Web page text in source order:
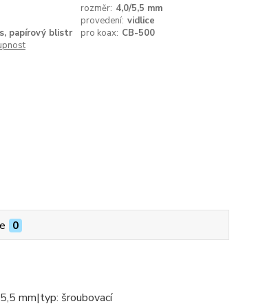
rozměr: 4,0/5,5 mm
provedení: vidlice
papírový blistr pro koax: CB-500
0
mm|typ: šroubovací